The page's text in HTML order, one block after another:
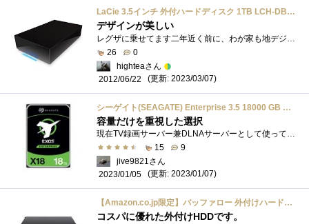
LaCie 3.5インチ 外付ハードディスク 1TB LCH-DB1TU
デザインが美しい
レグザに乗せてます二年近く前に、わが家も地デジ化に備えて液晶テレビを購入。その時買ったレグザ32型とセットで買いました。1ＴＢの容量で�...
26
0
highteaさん
2012/06/22
(更新: 2023/03/07)
シーゲイト(SEAGATE) Enterprise 3.5 18000 GB 7200 RPM 18 TB 3.5 7200 RPM SATA ST18000NM000J (整備済み品)
容量だけを重視した選択
現在TV録画サーバー兼DLNAサーバーとして使っているWindowsServerPC（キューブ型）には、OS起動用のSSDの他に ・TOSHIBAMG09ACA18TE（18GB） ・TOSHIBA...
15
9
jive9821さん
2023/01/05
(更新: 2023/01/07)
【Amazon.co.jp限定】バッファロー 外付けハードディスク 6TB テレビ録画/PC/PS4/4K対応 バッファロー製nasne™対応 静音&コンパクト 日本製 故障予測 みまもり合図 HD-AD6U3
コスパに優れた外付けHDDです。